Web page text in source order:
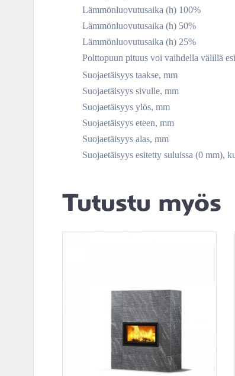
Lämmönluovutusaika (h) 100%
Lämmönluovutusaika (h) 50%
Lämmönluovutusaika (h) 25%
Polttopuun pituus voi vaihdella välillä
Suojaetäisyys taakse, mm
Suojaetäisyys sivulle, mm
Suojaetäisyys ylös, mm
Suojaetäisyys eteen, mm
Suojaetäisyys alas, mm
Suojaetäisyys esitetty suluissa (0 mm),
Tutustu myös